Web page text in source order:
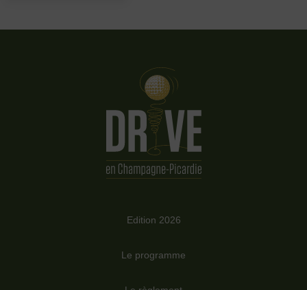
Edition 2026
Le programme